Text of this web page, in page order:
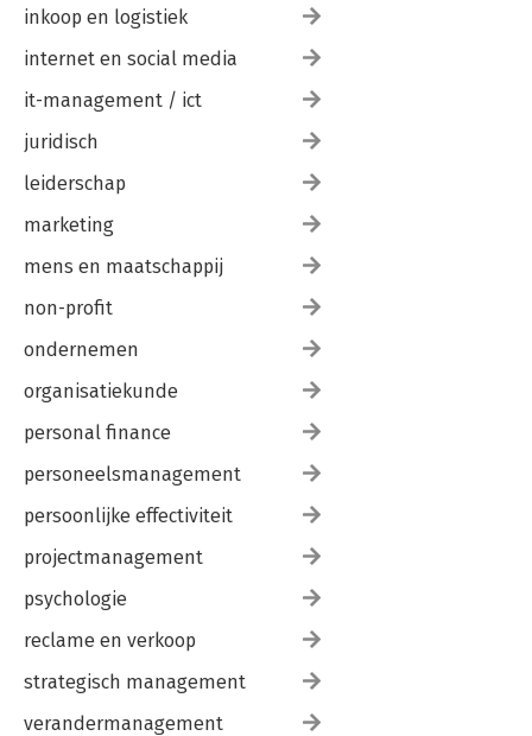
inkoop en logistiek
internet en social media
it-management / ict
juridisch
leiderschap
marketing
mens en maatschappij
non-profit
ondernemen
organisatiekunde
personal finance
personeelsmanagement
persoonlijke effectiviteit
projectmanagement
psychologie
reclame en verkoop
strategisch management
verandermanagement